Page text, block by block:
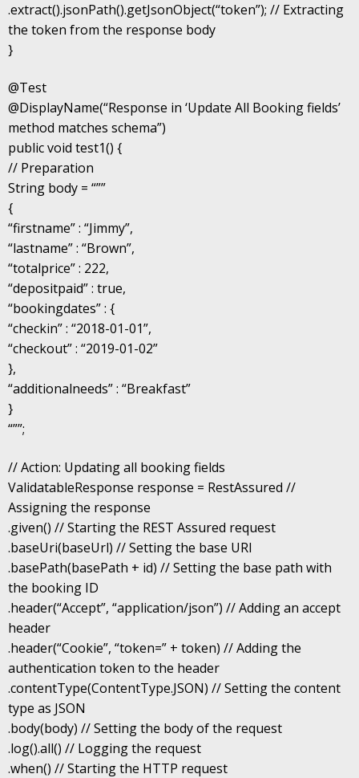
.extract().jsonPath().getJsonObject(“token”); // Extracting
the token from the response body
}
@Test
@DisplayName(“Response in ‘Update All Booking fields’
method matches schema”)
public void test1() {
// Preparation
String body = “””
{
“firstname” : “Jimmy”,
“lastname” : “Brown”,
“totalprice” : 222,
“depositpaid” : true,
“bookingdates” : {
“checkin” : “2018-01-01”,
“checkout” : “2019-01-02”
},
“additionalneeds” : “Breakfast”
}
“””;
// Action: Updating all booking fields
ValidatableResponse response = RestAssured //
Assigning the response
.given() // Starting the REST Assured request
.baseUri(baseUrl) // Setting the base URI
.basePath(basePath + id) // Setting the base path with
the booking ID
.header(“Accept”, “application/json”) // Adding an accept
header
.header(“Cookie”, “token=” + token) // Adding the
authentication token to the header
.contentType(ContentType.JSON) // Setting the content
type as JSON
.body(body) // Setting the body of the request
.log().all() // Logging the request
.when() // Starting the HTTP request